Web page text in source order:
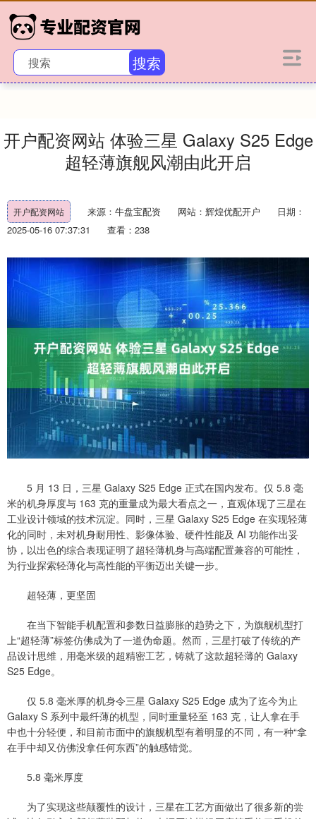
搜索
开户配资网站 体验三星 Galaxy S25 Edge
超轻薄旗舰风潮由此开启
开户配资网站 来源：牛盘宝配资 网站：辉煌优配开户
日期：
2025-05-16 07:37:31
查看：238
5 月 13 日，三星 Galaxy S25 Edge 正式在国内发布。仅 5.8 毫
米的机身厚度与 163 克的重量成为最大看点之一，直观体现了三星在
工业设计领域的技术沉淀。同时，三星 Galaxy S25 Edge 在实现轻薄
化的同时，未对机身耐用性、影像体验、硬件性能及 AI 功能作出妥
协，以出色的综合表现证明了超轻薄机身与高端配置兼容的可能性，
为行业探索轻薄化与高性能的平衡迈出关键一步。
超轻薄，更坚固
在当下智能手机配置和参数日益膨胀的趋势之下，为旗舰机型打
上“超轻薄”标签仿佛成为了一道伪命题。然而，三星打破了传统的产
品设计思维，用毫米级的超精密工艺，铸就了这款超轻薄的 Galaxy
S25 Edge。
仅 5.8 毫米厚的机身令三星 Galaxy S25 Edge 成为了迄今为止
Galaxy S 系列中最纤薄的机型，同时重量轻至 163 克，让人拿在手
中也十分轻便，和目前市面中的旗舰机型有着明显的不同，有一种“拿
在手中却又仿佛没拿任何东西”的触感错觉。
5.8 毫米厚度
为了实现这些颠覆性的设计，三星在工艺方面做出了很多新的尝